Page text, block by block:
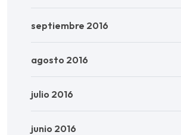
septiembre 2016
agosto 2016
julio 2016
junio 2016